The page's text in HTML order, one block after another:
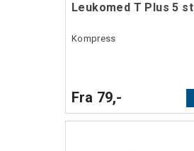
Leukomed T Plus 5 st
Kompress
Fra 79,-